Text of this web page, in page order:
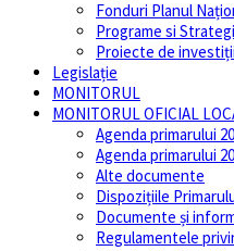
Fonduri Planul
Programe si
Proiecte de investiții
Legislație
MONITORUL
MONITORUL OFICIAL
Agenda primarului
Agenda primarului
Alte documente
Dispozițiile
Documente și
Regulamentele